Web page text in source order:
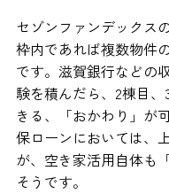
セゾンファンデックス
枠内であれば複数物件
です。滋賀銀行などの
験を積んだら、2棟目
きる、「おかわり」が
保ローンにおいては、
が、空き家活用自体も
そうです。